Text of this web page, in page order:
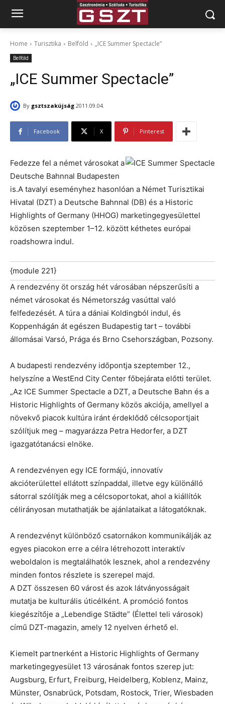
Home Turisztika Belföld „ICE Summer Spectacle”
Belföld
„ICE Summer Spectacle”
By gsztszakújság 2011.09.04.
Facebook X Pinterest
Fedezze fel a német városokat a
Deutsche Bahnnal Budapesten
is.A tavalyi eseményhez hasonlóan a Német Turisztikai
Hivatal (DZT) a Deutsche Bahnnal (DB) és a Historic
Highlights of Germany (HHOG) marketingegyesülettel
közösen szeptember 1–12. között kéthetes európai
roadshowra indul.
{module 221}
A rendezvény öt ország hét városában népszerűsíti a
német városokat és Németország vasúttal való
felfedezését. A túra a dániai Koldingból indul, és
Koppenhágán át egészen Budapestig tart – további
állomásai Varsó, Prága és Brno Csehországban, Pozsony.
A budapesti rendezvény időpontja szeptember 12.,
helyszíne a WestEnd City Center főbejárata előtti terület.
„Az ICE Summer Spectacle a DZT, a Deutsche Bahn és a
Historic Highlights of Germany közös akciója, amellyel a
növekvő piacok kultúra iránt érdeklődő célcsoportjait
szólítjuk meg – magyarázza Petra Hedorfer, a DZT
igazgatótanácsi elnöke.
A rendezvényen egy ICE formájú, innovatív
akcióterülettel ellátott színpaddal, illetve egy különálló
sátorral szólítják meg a célcsoportokat, ahol a kiállítók
célirányosan mutathatják be ajánlataikat a látogatóknak.
A rendezvényt különböző csatornákon kommunikálják az
egyes piacokon erre a célra létrehozott interaktív
weboldalon is megtalálhatók lesznek, ahol a rendezvény
minden fontos részlete is szerepel majd.
A DZT összesen 60 várost és azok látványosságait
mutatja be kulturális úticélként. A promóció fontos
kiegészítője a „Lebendige Städte” (Élettel teli városok)
című DZT-magazin, amely 12 nyelven érhető el.
Kiemelt partnerként a Historic Highlights of Germany
marketingegyesület 13 városának fontos szerep jut:
Augsburg, Erfurt, Freiburg, Heidelberg, Koblenz, Mainz,
Münster, Osnabrück, Potsdam, Rostock, Trier, Wiesbaden